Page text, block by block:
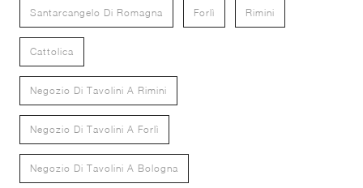
Santarcangelo Di Romagna Forlì Rimini
Cattolica
Negozio Di Tavolini A Rimini
Negozio Di Tavolini A Forlì
Negozio Di Tavolini A Bologna